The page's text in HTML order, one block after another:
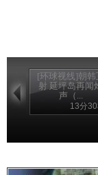
[环球视线]朝韩
射 延坪岛再闻
声（...
13分